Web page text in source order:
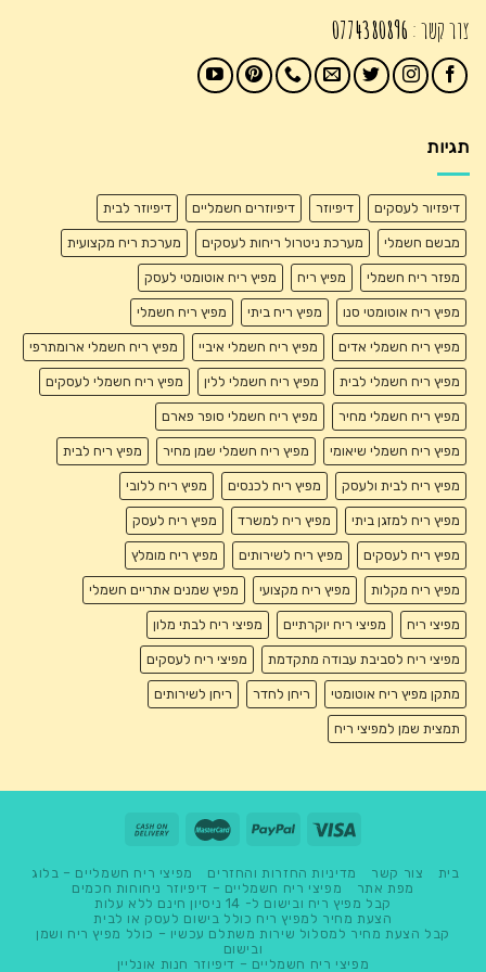
צור קשר : 0774380896
תגיות
דיפזיור לעסקים דיפיוזר דיפיוזרים חשמליים דיפיוזר לבית
מבשם חשמלי מערכת ניטרול ריחות לעסקים מערכת ריח מקצועית
מפזר ריח חשמלי מפיץ ריח מפיץ ריח אוטומטי לעסק
מפיץ ריח אוטומטי סנו מפיץ ריח ביתי מפיץ ריח חשמלי
מפיץ ריח חשמלי אדים מפיץ ריח חשמלי איביי מפיץ ריח חשמלי ארומתרפי
מפיץ ריח חשמלי לבית מפיץ ריח חשמלי ללין מפיץ ריח חשמלי לעסקים
מפיץ ריח חשמלי מחיר מפיץ ריח חשמלי סופר פארם
מפיץ ריח חשמלי שיאומי מפיץ ריח חשמלי שמן מחיר מפיץ ריח לבית
מפיץ ריח לבית ולעסק מפיץ ריח לכנסים מפיץ ריח ללובי
מפיץ ריח למזגן ביתי מפיץ ריח למשרד מפיץ ריח לעסק
מפיץ ריח לעסקים מפיץ ריח לשירותים מפיץ ריח מומלץ
מפיץ ריח מקלות מפיץ ריח מקצועי מפיץ שמנים אתריים חשמלי
מפיצי ריח מפיצי ריח יוקרתיים מפיצי ריח לבתי מלון
מפיצי ריח לסביבת עבודה מתקדמת מפיצי ריח לעסקים
מתקן מפיץ ריח אוטומטי ריחן לחדר ריחן לשירותים
תמצית שמן למפיצי ריח
בית צור קשר מדיניות החזרות והחזרים
מפיצי ריח חשמליים – בלוג
מפת אתר
מפיצי ריח חשמליים – דיפיוזר ניחוחות חכמים
קבל מפיץ ריח ובישום ל- 14 ניסיון חינם ללא עלות
הצעת מחיר למפיץ ריח כולל בישום לעסק או לבית
קבל הצעת מחיר למסלול שירות משתלם עכשיו – כולל מפיץ ריח ושמן
ובישום
מפיצי ריח חשמליים – דיפיוזר חנות אונליין